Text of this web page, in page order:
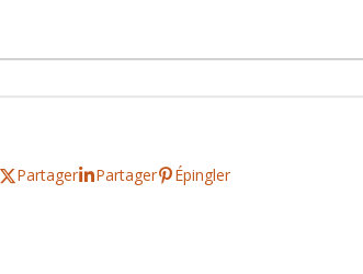
Partager Partager Épingler